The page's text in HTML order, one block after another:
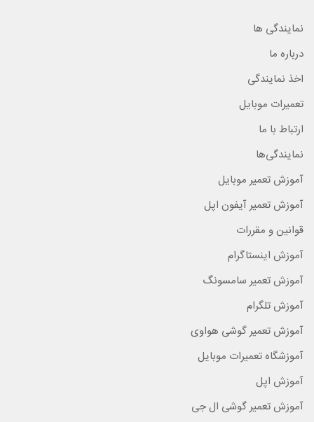
نمایندگی ها
درباره ما
اخذ نمایندگی
تعمیرات موبایل
ارتباط با ما
نمایندگی‌ها
آموزش تعمیر موبایل
آموزش تعمیر آیفون اپل
قوانین و مقررات
آموزش اینستاگرام
آموزش تعمیر سامسونگ
آموزش تلگرام
آموزش تعمیر گوشی هواوی
آموزشگاه تعمیرات موبایل
آموزش اپل
آموزش تعمیر گوشی ال جی